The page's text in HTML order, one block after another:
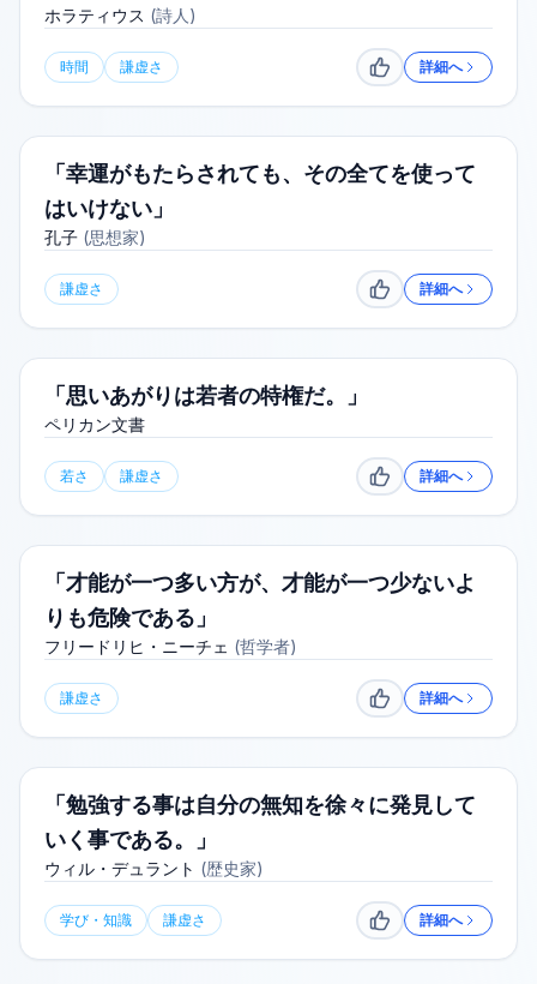
ホラティウス (詩人 )
時間 謙虚さ いいね詳細へ
「幸運がもたらされても、その全てを使って
はいけない」
孔子 (思想家)
謙虚さ いいね詳細へ
「思いあがりは若者の特権だ。」
ペリカン文書
若さ 謙虚さ いいね詳細へ
「才能が一つ多い方が、才能が一つ少ないよ
りも危険である」
フリードリヒ・ニーチェ (哲学者)
謙虚さ いいね詳細へ
「勉強する事は自分の無知を徐々に発見して
いく事である。」
ウィル・デュラント (歴史家)
学び・知識 謙虚さ いいね詳細へ